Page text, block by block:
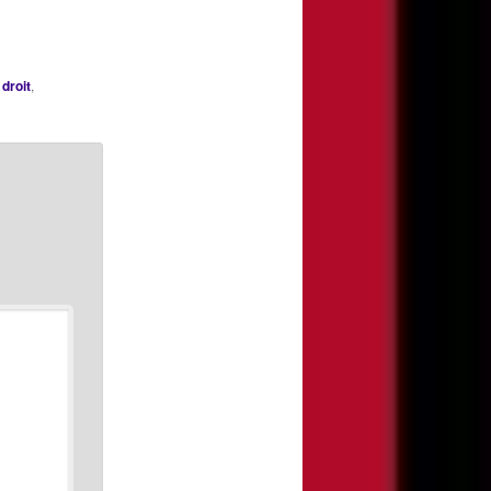
: Est-
droit,